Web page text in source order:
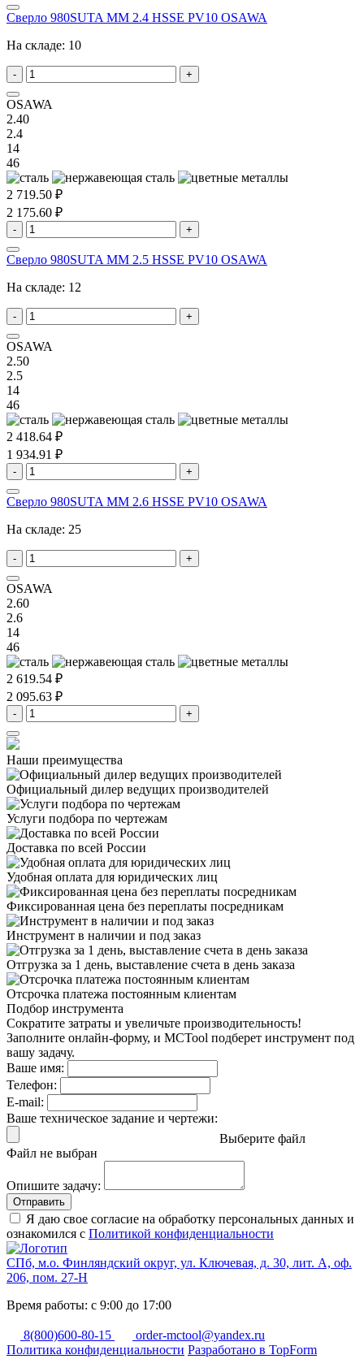
Сверло 980SUTA MM 2.4 HSSE PV10 OSAWA
На складе: 10
- +
OSAWA
2.40
2.4
14
46
2 719.50 ₽
2 175.60 ₽
- +
Сверло 980SUTA MM 2.5 HSSE PV10 OSAWA
На складе: 12
- +
OSAWA
2.50
2.5
14
46
2 418.64 ₽
1 934.91 ₽
- +
Сверло 980SUTA MM 2.6 HSSE PV10 OSAWA
На складе: 25
- +
OSAWA
2.60
2.6
14
46
2 619.54 ₽
2 095.63 ₽
- +
Наши преимущества
Официальный дилер ведущих производителей
Услуги подбора по чертежам
Доставка по всей России
Удобная оплата для юридических лиц
Фиксированная цена без переплаты посредникам
Инструмент в наличии и под заказ
Отгрузка за 1 день, выставление счета в день заказа
Отсрочка платежа постоянным клиентам
Подбор инструмента
Сократите затраты и увеличьте производительность!
Заполните онлайн-форму, и MCTool подберет инструмент под
вашу задачу.
Ваше имя:
Телефон:
E-mail:
Ваше техническое задание и чертежи:
Выберите файл
Файл не выбран
Опишите задачу:
Отправить
Я даю свое согласие на обработку персональных данных и
ознакомился с Политикой конфиденциальности
СПб, м.о. Финляндский округ, ул. Ключевая, д. 30, лит. А, оф.
206, пом. 27-Н
Время работы: с 9:00 до 17:00
8(800)600-80-15
order-mctool@yandex.ru
Политика конфиденциальности Разработано в TopForm